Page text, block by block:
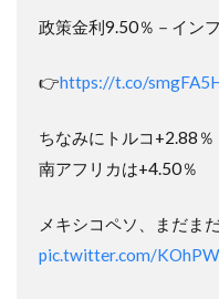
政策金利9.50％－イン
👉https://t.co/
ちなみにトルコ+2.88％
南アフリカは+4.50％
メキシコペソ、まだま
pic.twitter.com/